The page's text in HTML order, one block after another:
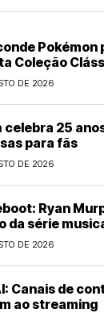
Pokémon
Coleção
DE 2026
celebra 25
para fãs
DE 2026
Ryan
da série
DE 2026
Canais de
ao streaming